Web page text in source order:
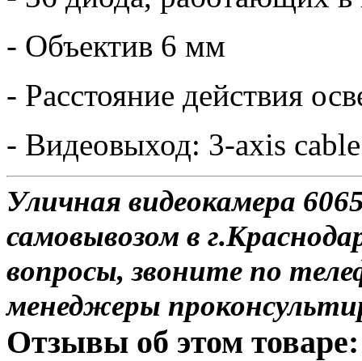
- Объектив 6 мм
- Расстояние действия
- Видеовыход: 3-axis cable
Уличная видеокамера
самовывозом в
вопросы, звоните по
менеджеры
Отзывы об этом товаре: